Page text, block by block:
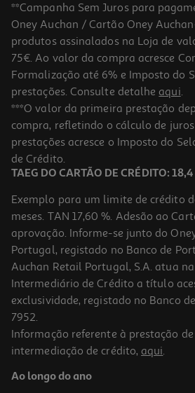
**Campanha Sem Juros para
Oney Auchan / Cartão Oney
produtos assinalados na Loja de
75€. Ao valor da compra acresce
Formalização até 6% e Imposto do
prestações. Consulte detalhe aqui.
***O valor da primeira prestação
compra, refletindo o cálculo de
prestações acresce o Imposto do
de Crédito.
TAEG DO CARTÃO DE CRÉDITO: 18,4
Exemplo para um limite de crédito
meses. TAN 17,60 %. Adesão ao
aprovação. Informe-se junto do
Portugal, registado no Banco de
Auchan Retail Portugal, S.A. atua
Intermediário de Crédito a título
exclusividade, registado no Banco
7952.
Informação referente à prestação de
intermediação de crédito, aqui.
Ao longo do ano